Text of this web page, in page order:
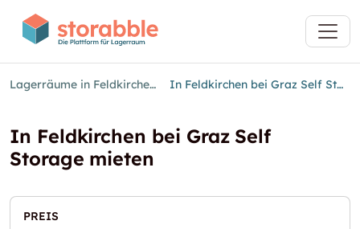
Lagerräume in Feldkirchen bei Graz In Feldkirchen bei Graz Self Storage mieten
In Feldkirchen bei Graz Self
Storage mieten
PREIS